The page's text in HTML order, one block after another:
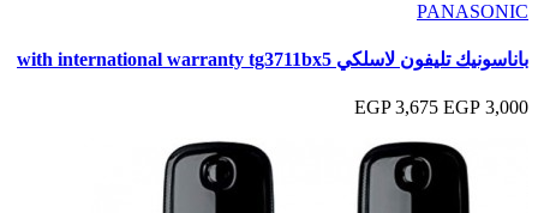
PANASONIC
باناسونيك تليفون لاسلكي with international warranty tg3711bx5
3,000 EGP
3,675 EGP